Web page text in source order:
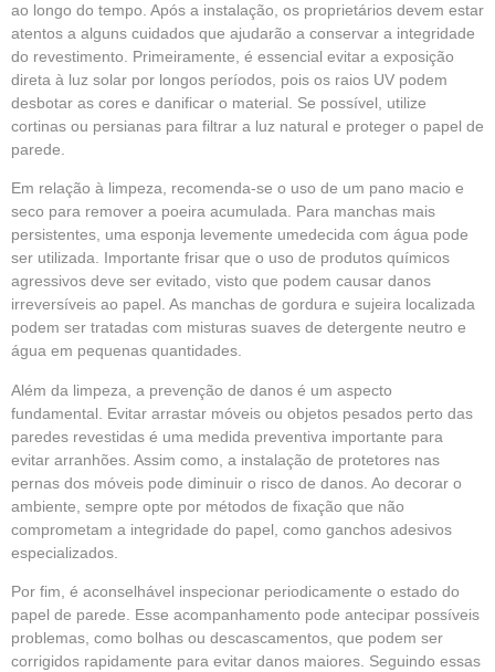
ao longo do tempo. Após a instalação, os proprietários devem estar
atentos a alguns cuidados que ajudarão a conservar a integridade
do revestimento. Primeiramente, é essencial evitar a exposição
direta à luz solar por longos períodos, pois os raios UV podem
desbotar as cores e danificar o material. Se possível, utilize
cortinas ou persianas para filtrar a luz natural e proteger o papel de
parede.
Em relação à limpeza, recomenda-se o uso de um pano macio e
seco para remover a poeira acumulada. Para manchas mais
persistentes, uma esponja levemente umedecida com água pode
ser utilizada. Importante frisar que o uso de produtos químicos
agressivos deve ser evitado, visto que podem causar danos
irreversíveis ao papel. As manchas de gordura e sujeira localizada
podem ser tratadas com misturas suaves de detergente neutro e
água em pequenas quantidades.
Além da limpeza, a prevenção de danos é um aspecto
fundamental. Evitar arrastar móveis ou objetos pesados perto das
paredes revestidas é uma medida preventiva importante para
evitar arranhões. Assim como, a instalação de protetores nas
pernas dos móveis pode diminuir o risco de danos. Ao decorar o
ambiente, sempre opte por métodos de fixação que não
comprometam a integridade do papel, como ganchos adesivos
especializados.
Por fim, é aconselhável inspecionar periodicamente o estado do
papel de parede. Esse acompanhamento pode antecipar possíveis
problemas, como bolhas ou descascamentos, que podem ser
corrigidos rapidamente para evitar danos maiores. Seguindo essas